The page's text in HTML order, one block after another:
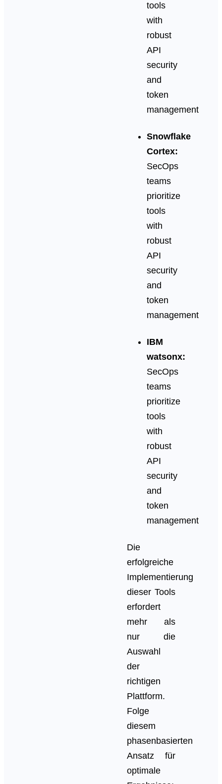
tools
with
robust
API
security
and
token
management
Snowflake
Cortex:
SecOps
teams
prioritize
tools
with
robust
API
security
and
token
management
IBM
watsonx:
SecOps
teams
prioritize
tools
with
robust
API
security
and
token
management
Die
erfolgreiche
Implementierung
dieser Tools
erfordert
mehr als
nur die
Auswahl
der
richtigen
Plattform.
Folge
diesem
phasenbasierten
Ansatz für
optimale